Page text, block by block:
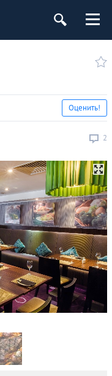
2
Оценить!